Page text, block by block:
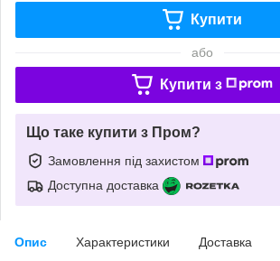
Купити
або
Купити з
Що таке купити з Пром?
Замовлення під захистом
Доступна доставка
Опис Характеристики Доставка